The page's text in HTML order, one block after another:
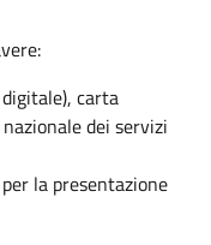
carta
dei servizi
la presentazione